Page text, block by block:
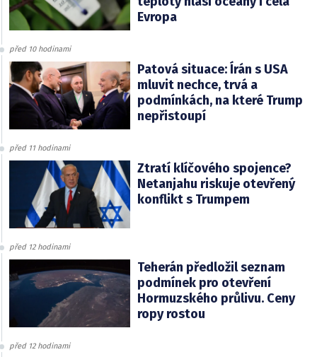
Evropa
před 10 hodinami
Patová situace: Írán s USA
mluvit nechce, trvá a
podmínkách, na které Trump
nepřistoupí
před 11 hodinami
Ztratí klíčového spojence?
Netanjahu riskuje otevřený
konflikt s Trumpem
před 12 hodinami
Teherán předložil seznam
podmínek pro otevření
Hormuzského průlivu. Ceny
ropy rostou
před 12 hodinami